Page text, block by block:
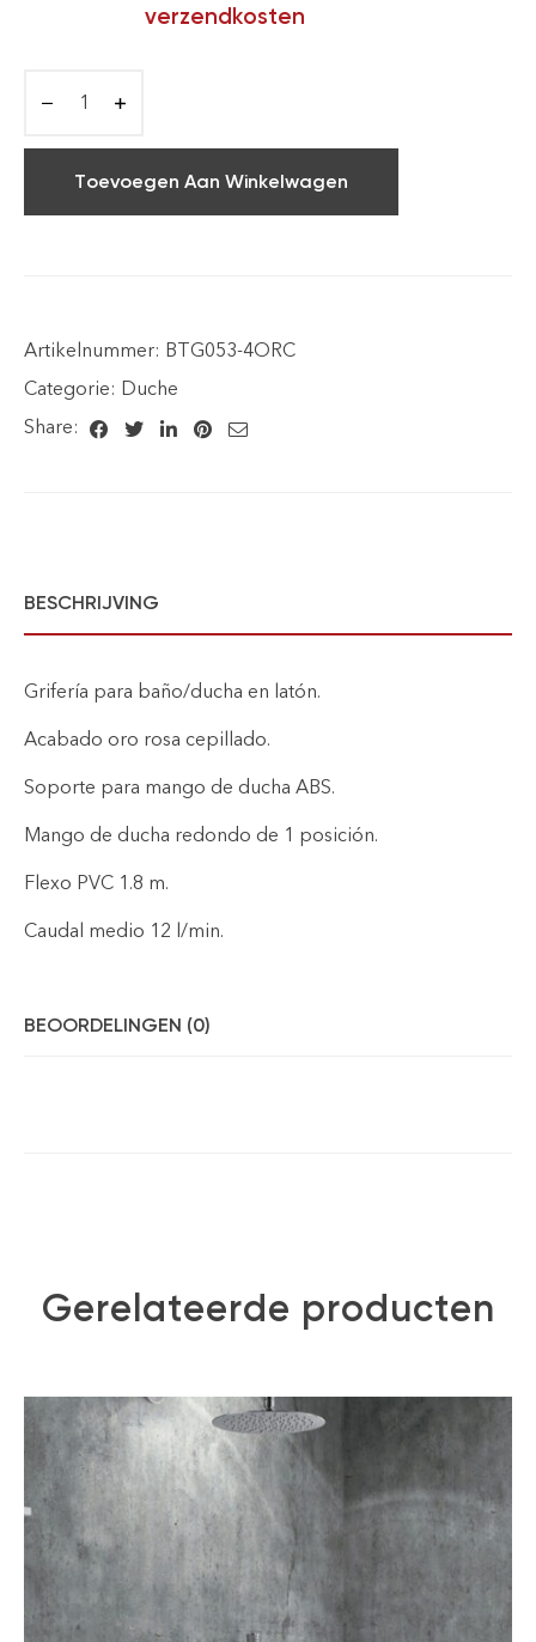
verzendkosten
Toevoegen Aan Winkelwagen
Artikelnummer: BTG053-4ORC
Categorie: Duche
Share:
BESCHRIJVING
Grifería para baño/ducha en latón.
Acabado oro rosa cepillado.
Soporte para mango de ducha ABS.
Mango de ducha redondo de 1 posición.
Flexo PVC 1.8 m.
Caudal medio 12 l/min.
BEOORDELINGEN (0)
Gerelateerde producten